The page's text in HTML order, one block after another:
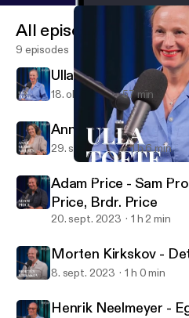
#ledelse
#podcast
BIFALD - En podcast om
All episodes
9 episodes
Ulla Tofte -
18. okt. 2023 57 min
Anne Skare -
29. sept. 2023 1 h 6 min
Adam Price - Sam
Price, Brdr. Price
20. sept. 2023 1 h 2 min
Morten Kirkskov -
8. sept. 2023 1 h 0 min
Henrik Neelmeyer -